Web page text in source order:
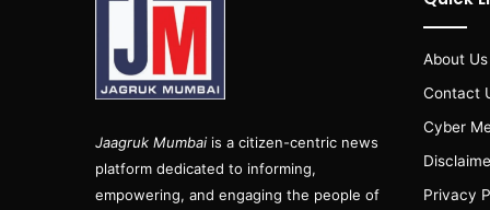
Jaagruk Mumbai is a citizen-centric news
platform dedicated to informing,
empowering, and engaging the people of
About Us
Contact
Cyber
Privacy